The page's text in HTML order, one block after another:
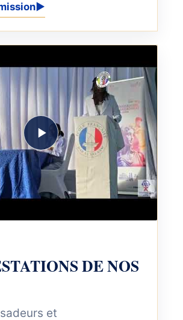
▶
DE NOS
et